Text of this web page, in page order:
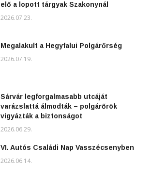
elő a lopott tárgyak Szakonynál
2026.07.23.
Megalakult a Hegyfalui Polgárőrség
2026.07.19.
Sárvár legforgalmasabb utcáját
varázslattá álmodták – polgárőrök
vigyázták a biztonságot
2026.06.29.
VI. Autós Családi Nap Vasszécsenyben
2026.06.14.